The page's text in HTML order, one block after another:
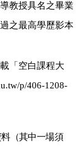
教授具名之畢業
之最高學歷影本
「空白課程大
p/406-1208-
（其中一場須